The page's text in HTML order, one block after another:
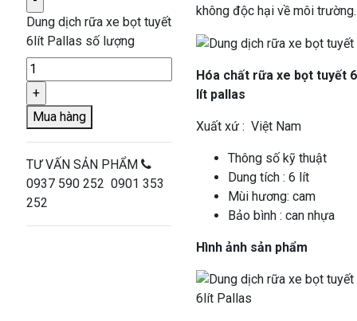
Dung dịch rữa xe bọt tuyết
6lít Pallas số lượng
Mua hàng
TƯ VẤN SẢN PHẨM
0937 590 252 0901 353
252
không độc hại về môi trường.
Hóa chất rữa xe bọt tuyết 6
lít pallas
Xuất xứ : Việt Nam
Thông số kỹ thuật
Dung tích : 6 lít
Mùi hương: cam
Bảo bình : can nhựa
Hình ảnh sản phẩm